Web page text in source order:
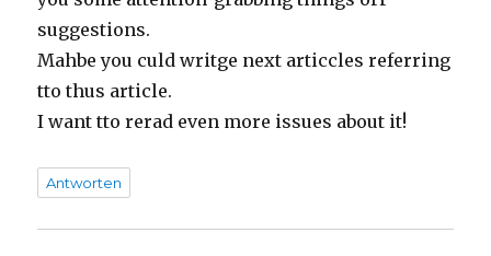
suggestions.
Mahbe you culd writge next articcles referring
tto thus article.
I want tto rerad even more issues about it!
Antworten